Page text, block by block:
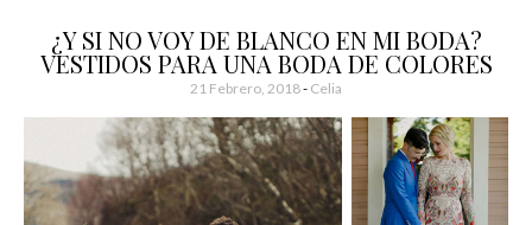
Bonitismos
¿Y SI NO VOY DE BLANCO EN MI BODA?
VESTIDOS PARA UNA BODA DE COLORES
21 Febrero, 2018- Celia